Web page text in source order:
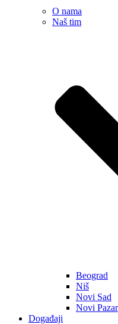
O nama
Naš tim
Beograd
Niš
Novi Sad
Novi Pazar
Događaji